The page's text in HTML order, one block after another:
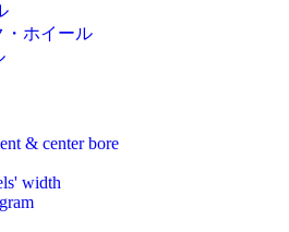
・ホイール
& center bore
width